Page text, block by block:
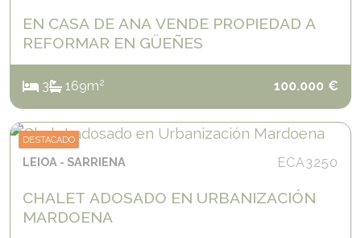
EN CASA DE ANA VENDE PROPIEDAD A
REFORMAR EN GÜEÑES
3 169m2 100.000 €
DESTACADO
LEIOA SARRIENA ECA3250
CHALET ADOSADO EN URBANIZACIÓN
MARDOENA